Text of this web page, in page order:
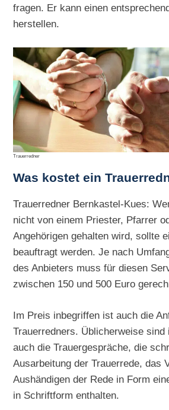
fragen. Er kann einen
herstellen.
Trauerredner
Was kostet ein
Trauerredner Bernkastel-Kues:
nicht von einem Priester, Pfarrer
Angehörigen gehalten wird, sollte
beauftragt werden. Je nach
des Anbieters muss für diesen
zwischen 150 und 500 Euro
Im Preis inbegriffen ist auch die
Trauerredners. Üblicherweise sind
auch die Trauergespräche, die
Ausarbeitung der Trauerrede, das
Aushändigen der Rede in Form
in Schriftform enthalten.